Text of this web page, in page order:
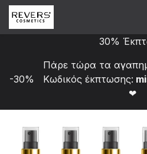
Skip to Content
30%
Πάρε τώρα τα
-30% Κωδικός έκπτωσης:
❤